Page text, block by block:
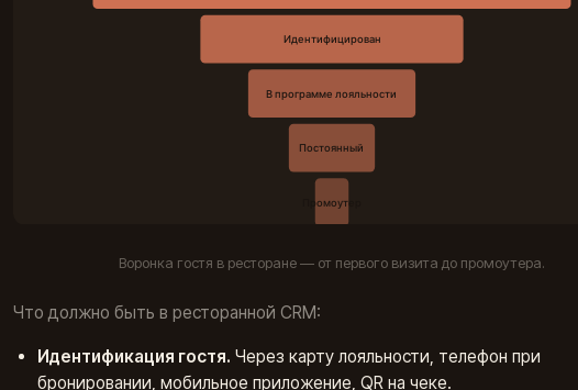
Воронка гостя в ресторане — от первого визита до промоутера.
Что должно быть в ресторанной CRM:
Идентификация гостя. Через карту лояльности, телефон при
бронировании, мобильное приложение, QR на чеке.